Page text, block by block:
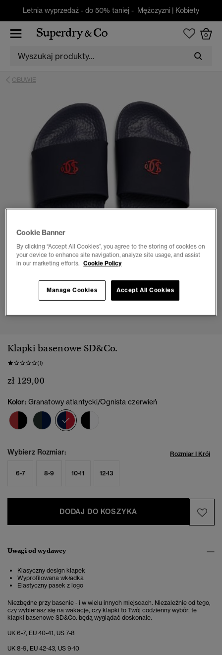
Letnia wyprzedaż - do 50% taniej - Mężczyzni | Kobiety
0
OBUWIE
Klapki basenowe SD&Co.
(1)
zł 129,00
Kolor: Granatowy atlantycki/Ognista czerwień
wybrano
Wybierz Rozmiar: Rozmiar I Krój
6-7 8-9 10-11 12-13
DODAJ DO KOSZYKA
Uwagi od wydawcy
Klasyczny design klapek
Wyprofilowana wkładka
Elastyczny pasek z logo
Niezbędne przy basenie - i w wielu innych miejscach. Niezależnie od tego,
czy wybierasz się na wakacje, czy klapki to Twój codzienny wybór, te
klapki basenowe SD&Co. będą wyglądać doskonale.
UK 6-7, EU 40-41, US 7-8
UK 8-9, EU 42-43, US 9-10
Cookie Banner
By clicking “Accept All Cookies”, you agree to the storing of cookies on
your device to enhance site navigation, analyze site usage, and assist
in our marketing efforts. Cookie Policy
Accept All Cookies
Manage Cookies